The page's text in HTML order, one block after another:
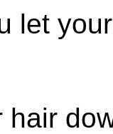
let
hair